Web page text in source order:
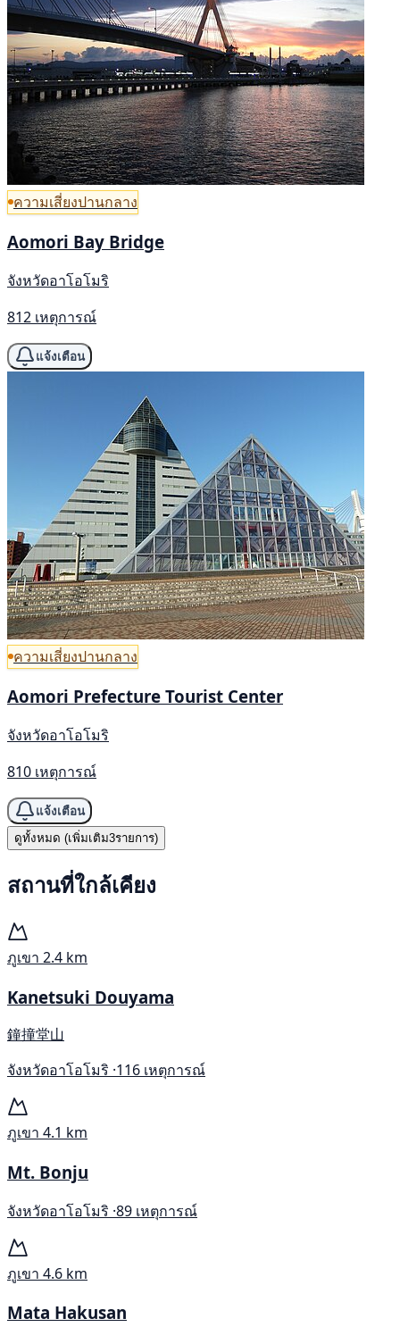
ความเสี่ยงปานกลาง
Aomori Bay Bridge
จังหวัดอาโอโมริ
812 เหตุการณ์
แจ้งเตือน
ความเสี่ยงปานกลาง
Aomori Prefecture Tourist Center
จังหวัดอาโอโมริ
810 เหตุการณ์
แจ้งเตือน
ดูทั้งหมด (เพิ่มเติม3รายการ)
สถานที่ใกล้เคียง
ภูเขา 2.4 km
Kanetsuki Douyama
鐘撞堂山
จังหวัดอาโอโมริ ·116 เหตุการณ์
ภูเขา 4.1 km
Mt. Bonju
จังหวัดอาโอโมริ ·89 เหตุการณ์
ภูเขา 4.6 km
Mata Hakusan